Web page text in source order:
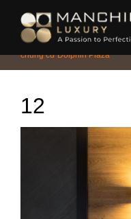
Home/CHUNG CƯ -
chung cư Dolphin Plaza
12